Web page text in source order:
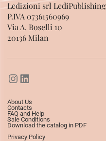
Ledizioni srl LediPublishing
P.IVA 07361560969
Via A. Boselli 10
20136 Milan
About Us
Contacts
FAQ and Help
Sale Conditions
Download the catalog in PDF
Privacy Policy